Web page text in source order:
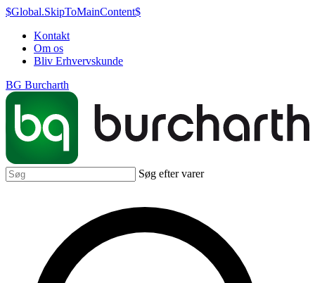
$Global.SkipToMainContent$
Kontakt
Om os
Bliv Erhvervskunde
BG Burcharth
Søg efter varer